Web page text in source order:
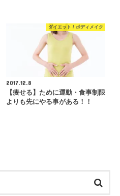
ダイエット / ボディメイク
2017.12.8
【痩せる】ために運動・食事制限
よりも先にやる事がある！！